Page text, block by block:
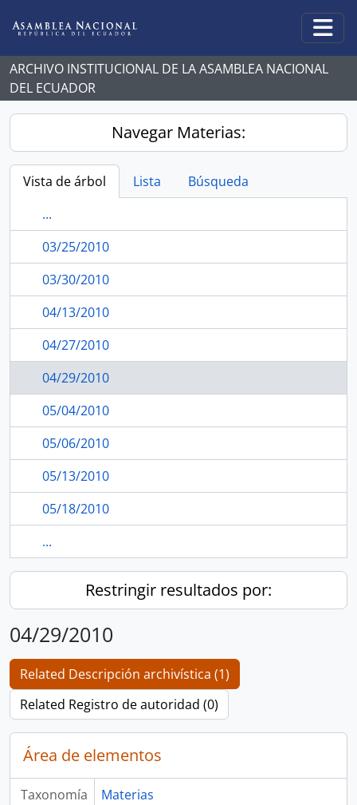
ARCHIVO INSTITUCIONAL DE LA ASAMBLEA NACIONAL
DEL ECUADOR
Navegar Materias:
Vista de árbol Lista
Búsqueda
...
03/25/2010
03/30/2010
04/13/2010
04/27/2010
04/29/2010
05/04/2010
05/06/2010
05/13/2010
05/18/2010
...
Restringir resultados por:
04/29/2010
Related Descripción archivística (1)
Related Registro de autoridad (0)
Área de elementos
Taxonomía Materias